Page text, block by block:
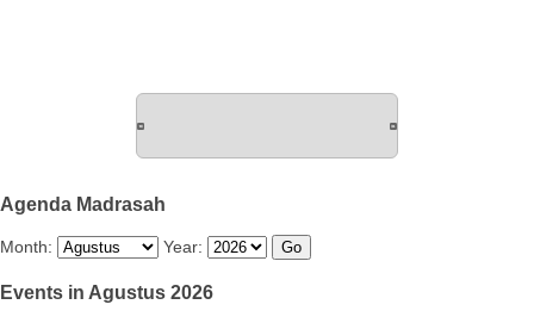
Agenda Madrasah
Month: Year:
Events in Agustus 2026